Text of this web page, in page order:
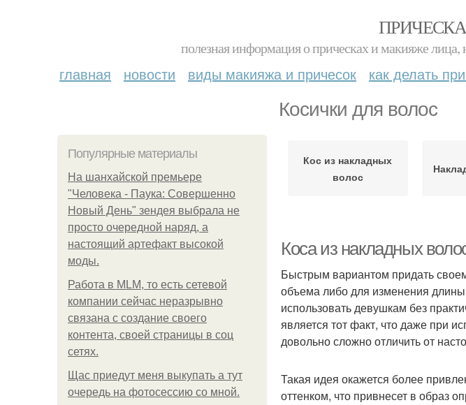
полезная информация о прическах и макияже лица,
главная новости виды макияжа и причесок как делать
Косички для волос
Популярные материалы
На шанхайской премьере
"Человека - Паука: Совершенно
Новый День" зендея выбрала не
просто очередной наряд, а
настоящий артефакт высокой
моды.
Работа в MLM, то есть сетевой
компании сейчас неразрывно
связана с создание своего
контента, своей страницы в соц
сетях.
Щас приедут меня выкупать а тут
очередь на фотосессию со мной.
Кос из накладных
волос
Коса из накладных
Быстрым вариантом придать
объема либо для изменения
использовать девушкам без
является тот факт, что даже при
довольно сложно отличить от
Такая идея окажется более
оттенком, что привнесет в образ